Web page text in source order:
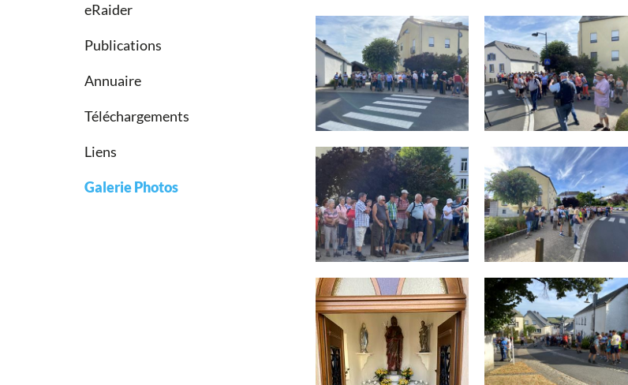
eRaider
Publications
Annuaire
Téléchargements
Liens
Galerie Photos